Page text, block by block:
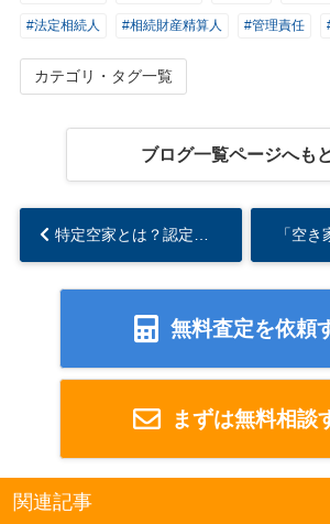
#法定相続人 #相続財産精算人 #管理責任
カテゴリ・タグ一覧
ブログ一覧ページへも
無料査定を依頼
まずは無料相談
関連記事